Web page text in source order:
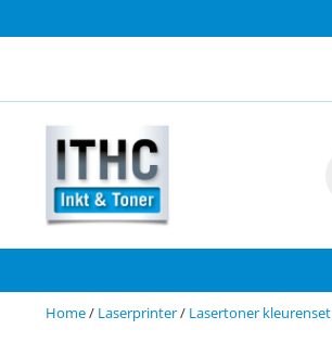
Home/ Laserprinter/ Lasertoner kleurenset